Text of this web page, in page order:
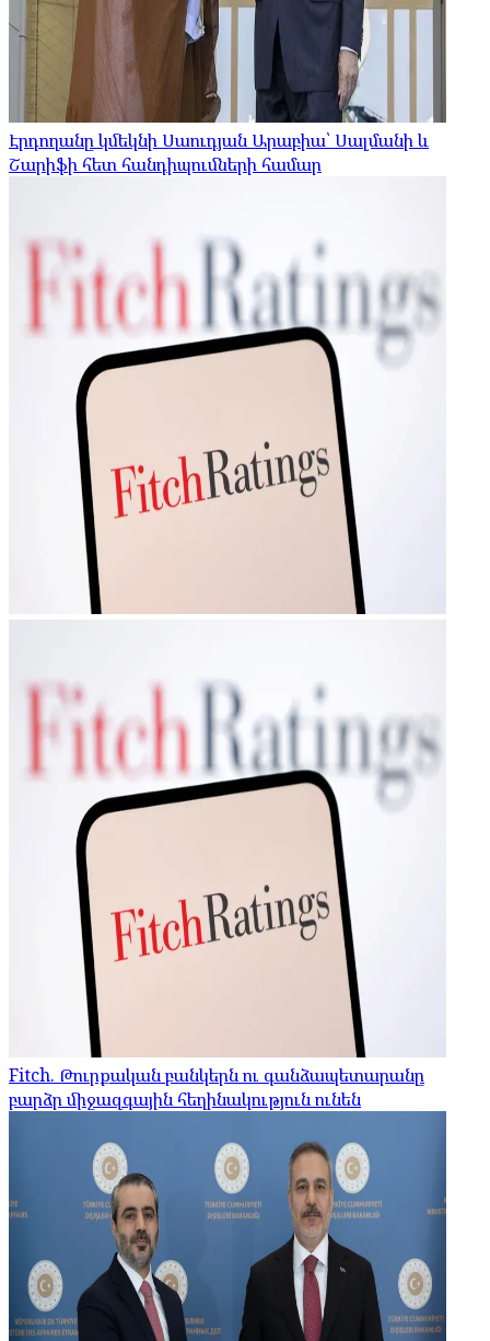
Էրդողանը կմեկնի Սաուդյան Արաբիա՝ Սալմանի և
Շարիֆի հետ հանդիպումների համար
Fitch. Թուրքական բանկերն ու գանձապետարանը
բարձր միջազգային հեղինակություն ունեն